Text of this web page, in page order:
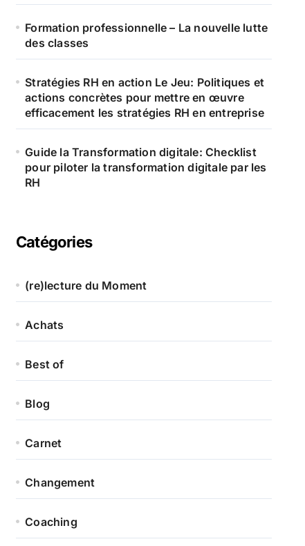
Formation professionnelle – La nouvelle lutte
des classes
Stratégies RH en action Le Jeu: Politiques et
actions concrètes pour mettre en œuvre
efficacement les stratégies RH en entreprise
Guide la Transformation digitale: Checklist
pour piloter la transformation digitale par les
RH
Catégories
(re)lecture du Moment
Achats
Best of
Blog
Carnet
Changement
Coaching